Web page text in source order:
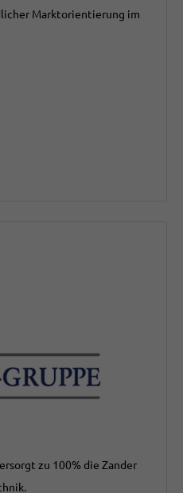
Marktorientierung im
zu 100% die Zander